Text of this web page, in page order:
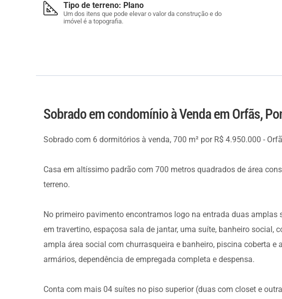
Tipo de terreno: Plano
Um dos itens que pode elevar o valor da construção e do
imóvel é a topografia.
Sobrado em condomínio à Venda em Orfãs,
Sobrado com 6 dormitórios à venda, 700 m² por R$ 4.950.000 -
Casa em altíssimo padrão com 700 metros quadrados de área
terreno.
No primeiro pavimento encontramos logo na entrada duas amplas
em travertino, espaçosa sala de jantar, uma suíte, banheiro social,
ampla área social com churrasqueira e banheiro, piscina coberta e
armários, dependência de empregada completa e despensa.
Conta com mais 04 suítes no piso superior (duas com closet e